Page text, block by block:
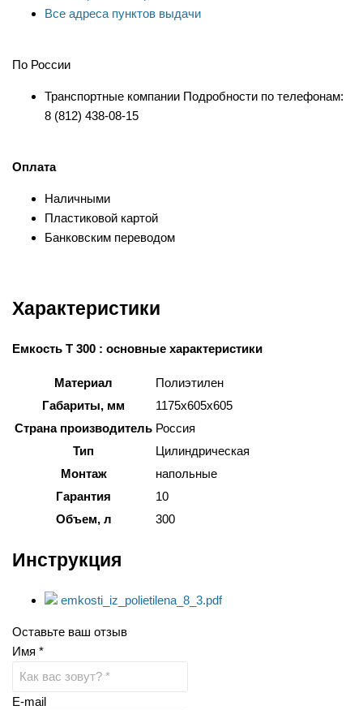
Все адреса пунктов выдачи
По России
Транспортные компании Подробности по телефонам:
8 (812) 438-08-15
Оплата
Наличными
Пластиковой картой
Банковским переводом
Характеристики
Емкость T 300 : основные характеристики
Материал
Полиэтилен
Габариты, мм
1175x605x605
Страна производитель Россия
Тип
Цилиндрическая
Монтаж
напольные
Гарантия
10
Объем, л
300
Инструкция
emkosti_iz_polietilena_8_3.pdf
Оставьте ваш отзыв
Имя *
E-mail